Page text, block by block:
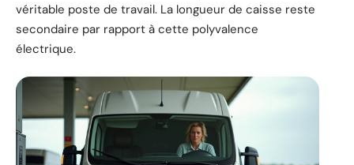
véritable poste de travail. La longueur de caisse reste
secondaire par rapport à cette polyvalence
électrique.